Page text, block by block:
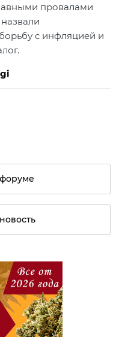
провалами
с инфляцией и